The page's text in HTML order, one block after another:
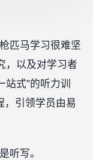
匹马学习很难坚
，以及对学习者
式”的听力训
，引领学员由易
听写。